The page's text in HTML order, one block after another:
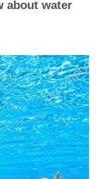
about water